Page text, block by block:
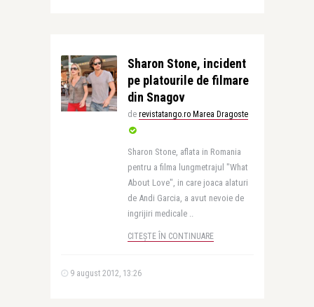
Sharon Stone, incident
pe platourile de filmare
din Snagov
de revistatango.ro Marea Dragoste
Sharon Stone, aflata in Romania
pentru a filma lungmetrajul "What
About Love", in care joaca alaturi
de Andi Garcia, a avut nevoie de
ingrijiri medicale ..
CITEȘTE ÎN CONTINUARE
9 august 2012, 13:26